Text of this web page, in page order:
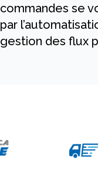
commandes se
par
gestion des flux